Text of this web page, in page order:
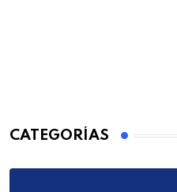
CATEGORÍAS